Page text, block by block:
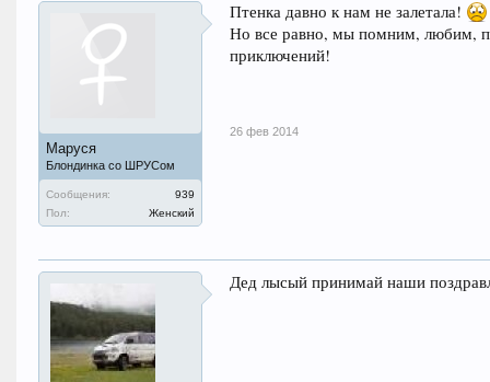
Маруся
Блондинка со ШРУСом
Сообщения:
939
Пол:
Женский
Птенка давно к нам не залетала!
Но все равно, мы помним, любим,
приключений!
26 фев 2014
Дед лысый принимай наши